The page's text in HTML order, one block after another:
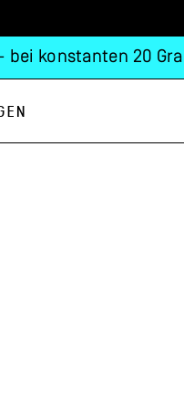
bei konstanten 20